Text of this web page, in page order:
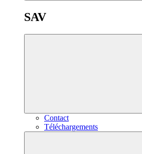
SAV
Contact
Téléchargements